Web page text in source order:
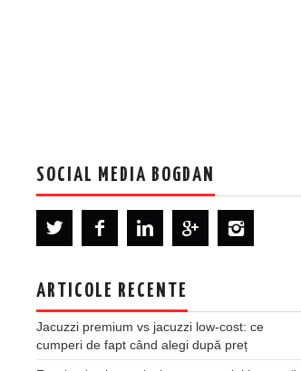
SOCIAL MEDIA BOGDAN
ARTICOLE RECENTE
Jacuzzi premium vs jacuzzi low-cost: ce
cumperi de fapt când alegi după preț